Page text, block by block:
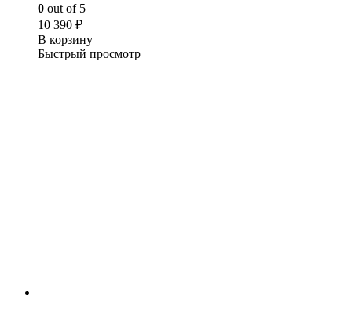
0 out of 5
10 390 ₽
В корзину
Быстрый просмотр